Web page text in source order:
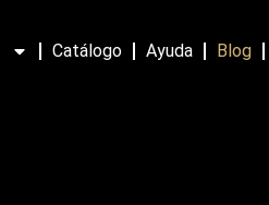
Catálogo Ayuda Blog